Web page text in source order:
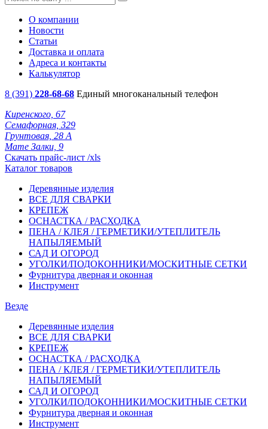
О компании
Новости
Статьи
Доставка и оплата
Адреса и контакты
Калькулятор
8 (391) 228-68-68 Единый многоканальный телефон
Киренского, 67
Семафорная, 329
Грунтовая, 28 А
Мате Залки, 9
Скачать прайс-лист /xls
Каталог товаров
Деревянные изделия
ВСЕ ДЛЯ СВАРКИ
КРЕПЕЖ
ОСНАСТКА / РАСХОДКА
ПЕНА / КЛЕЯ / ГЕРМЕТИКИ/УТЕПЛИТЕЛЬ
НАПЫЛЯЕМЫЙ
САД И ОГОРОД
УГОЛКИ/ПОДОКОННИКИ/МОСКИТНЫЕ СЕТКИ
Фурнитура дверная и оконная
Инструмент
Везде
Деревянные изделия
ВСЕ ДЛЯ СВАРКИ
КРЕПЕЖ
ОСНАСТКА / РАСХОДКА
ПЕНА / КЛЕЯ / ГЕРМЕТИКИ/УТЕПЛИТЕЛЬ
НАПЫЛЯЕМЫЙ
САД И ОГОРОД
УГОЛКИ/ПОДОКОННИКИ/МОСКИТНЫЕ СЕТКИ
Фурнитура дверная и оконная
Инструмент